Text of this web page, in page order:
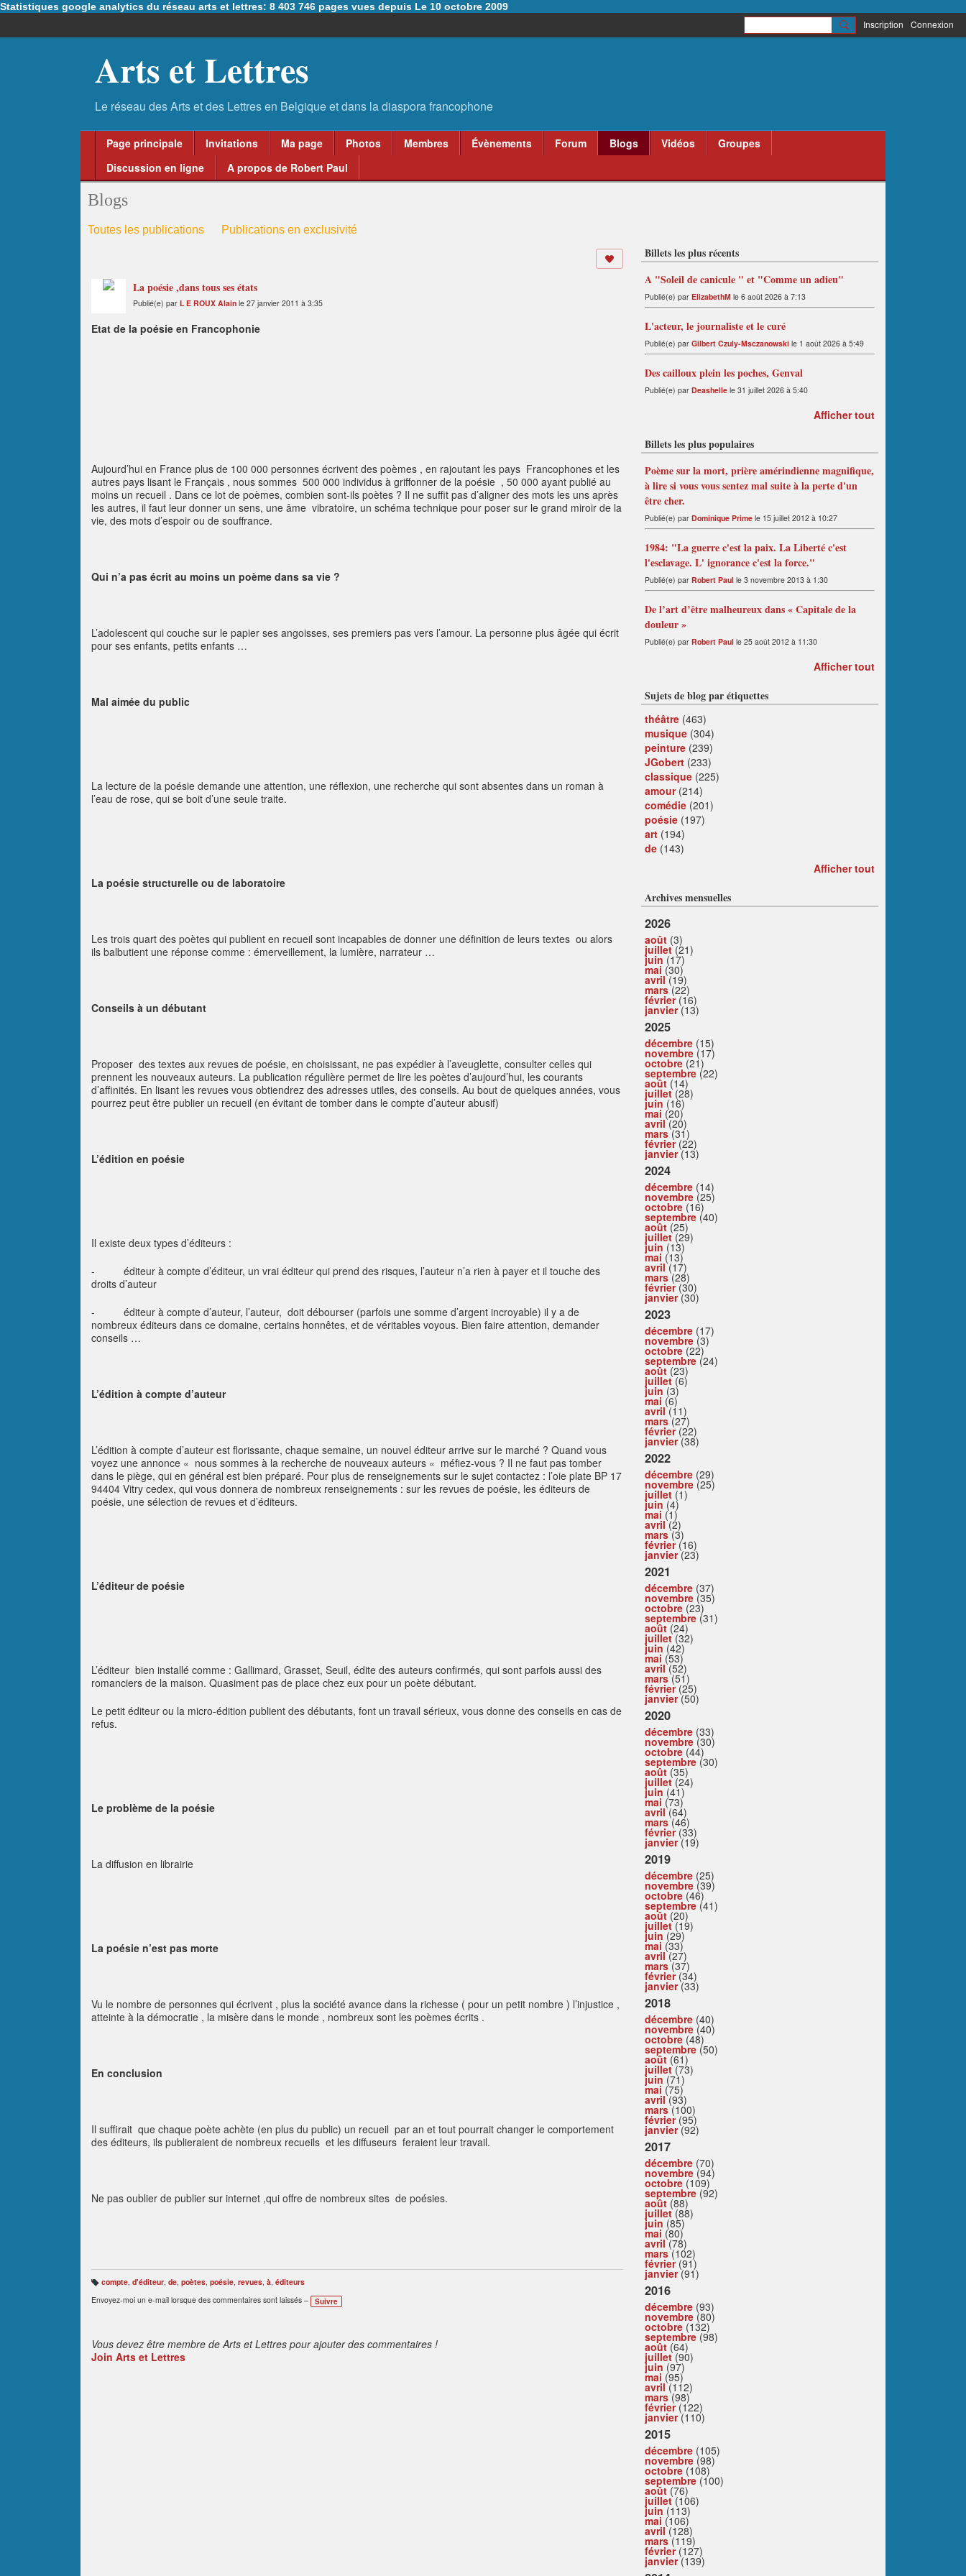
Statistiques google analytics du réseau arts et lettres: 8 403 746 pages vues depuis Le 10 octobre 2009
Inscription Connexion
Arts et Lettres
Page principale Invitations Ma page Photos Membres Évènements Forum Blogs Vidéos
Groupes
Discussion en ligne
A propos de Robert Paul
Blogs
Toutes les publications Publications en exclusivité
La poésie ,dans tous ses états
Publié(e) par L E ROUX Alain le 27 janvier 2011 à 3:35
Etat de la poésie en Francophonie
Aujourd’hui en France plus de 100 000 personnes écrivent des poèmes , en rajoutant les pays Francophones et les
autres pays lisant le Français , nous sommes 500 000 individus à griffonner de la poésie , 50 000 ayant publié au
moins un recueil . Dans ce lot de poèmes, combien sont-ils poètes ? Il ne suffit pas d’aligner des mots les uns après
les autres, il faut leur donner un sens, une âme vibratoire, un schéma technique pour poser sur le grand miroir de la
vie, des mots d’espoir ou de souffrance.
Qui n’a pas écrit au moins un poème dans sa vie ?
L’adolescent qui couche sur le papier ses angoisses, ses premiers pas vers l’amour. La personne plus âgée qui écrit
pour ses enfants, petits enfants …
Mal aimée du public
La lecture de la poésie demande une attention, une réflexion, une recherche qui sont absentes dans un roman à
l’eau de rose, qui se boit d’une seule traite.
La poésie structurelle ou de laboratoire
Les trois quart des poètes qui publient en recueil sont incapables de donner une définition de leurs textes ou alors
ils balbutient une réponse comme : émerveillement, la lumière, narrateur …
Conseils à un débutant
Proposer des textes aux revues de poésie, en choisissant, ne pas expédier à l’aveuglette, consulter celles qui
prennent les nouveaux auteurs. La publication régulière permet de lire les poètes d’aujourd’hui, les courants
d’affinités. En lisant les revues vous obtiendrez des adresses utiles, des conseils. Au bout de quelques années, vous
pourrez peut être publier un recueil (en évitant de tomber dans le compte d’auteur abusif)
L’édition en poésie
Il existe deux types d’éditeurs :
- éditeur à compte d’éditeur, un vrai éditeur qui prend des risques, l’auteur n’a rien à payer et il touche des
droits d’auteur
- éditeur à compte d’auteur, l’auteur, doit débourser (parfois une somme d’argent incroyable) il y a de
nombreux éditeurs dans ce domaine, certains honnêtes, et de véritables voyous. Bien faire attention, demander
conseils …
L’édition à compte d’auteur
L’édition à compte d’auteur est florissante, chaque semaine, un nouvel éditeur arrive sur le marché ? Quand vous
voyez une annonce « nous sommes à la recherche de nouveaux auteurs « méfiez-vous ? Il ne faut pas tomber
dans le piège, qui en général est bien préparé. Pour plus de renseignements sur le sujet contactez : l’oie plate BP 17
94404 Vitry cedex, qui vous donnera de nombreux renseignements : sur les revues de poésie, les éditeurs de
poésie, une sélection de revues et d’éditeurs.
L’éditeur de poésie
L’éditeur bien installé comme : Gallimard, Grasset, Seuil, édite des auteurs confirmés, qui sont parfois aussi des
romanciers de la maison. Quasiment pas de place chez eux pour un poète débutant.
Le petit éditeur ou la micro-édition publient des débutants, font un travail sérieux, vous donne des conseils en cas de
refus.
Le problème de la poésie
La diffusion en librairie
La poésie n’est pas morte
Vu le nombre de personnes qui écrivent , plus la société avance dans la richesse ( pour un petit nombre ) l’injustice ,
atteinte à la démocratie , la misère dans le monde , nombreux sont les poèmes écrits .
En conclusion
Il suffirait que chaque poète achète (en plus du public) un recueil par an et tout pourrait changer le comportement
des éditeurs, ils publieraient de nombreux recueils et les diffuseurs feraient leur travail.
Ne pas oublier de publier sur internet ,qui offre de nombreux sites de poésies.
B
ali
s
compte, d'éditeur, de, poètes, poésie, revues, à, éditeurs
Envoyez-moi un e-mail lorsque des commentaires sont laissés –
Suivre
Vous devez être membre de Arts et Lettres pour ajouter des commentaires !
Join Arts et Lettres
Billets les plus récents
A "Soleil de canicule " et "Comme un adieu"
Publié(e) par ElizabethM le 6 août 2026 à 7:13
L'acteur, le journaliste et le curé
Publié(e) par Gilbert Czuly-Msczanowski le 1 août 2026 à 5:49
Des cailloux plein les poches, Genval
Publié(e) par Deashelle le 31 juillet 2026 à 5:40
Afficher tout
Billets les plus populaires
Poème sur la mort, prière amérindienne magnifique,
à lire si vous vous sentez mal suite à la perte d'un
être cher.
Publié(e) par Dominique Prime le 15 juillet 2012 à 10:27
1984: "La guerre c'est la paix. La Liberté c'est
l'esclavage. L' ignorance c'est la force."
Publié(e) par Robert Paul le 3 novembre 2013 à 1:30
De l’art d’être malheureux dans « Capitale de la
douleur »
Publié(e) par Robert Paul le 25 août 2012 à 11:30
Afficher tout
Sujets de blog par étiquettes
théâtre (463)
musique (304)
peinture (239)
JGobert (233)
classique (225)
amour(214)
comédie (201)
poésie (197)
art (194)
de (143)
Afficher tout
Archives mensuelles
2026
août (3)
juillet(21)
juin (17)
mai (30)
avril(19)
mars(22)
février(16)
janvier(13)
2025
décembre (15)
novembre (17)
octobre (21)
septembre (22)
août (14)
juillet(28)
juin (16)
mai (20)
avril(20)
mars(31)
février(22)
janvier(13)
2024
décembre (14)
novembre (25)
octobre (16)
septembre (40)
août (25)
juillet(29)
juin (13)
mai (13)
avril(17)
mars(28)
février(30)
janvier(30)
2023
décembre (17)
novembre (3)
octobre (22)
septembre (24)
août (23)
juillet(6)
juin (3)
mai (6)
avril(11)
mars(27)
février(22)
janvier(38)
2022
décembre (29)
novembre (25)
juillet (1)
juin (4)
mai (1)
avril(2)
mars(3)
février(16)
janvier(23)
2021
décembre (37)
novembre (35)
octobre (23)
septembre (31)
août (24)
juillet(32)
juin (42)
mai (53)
avril(52)
mars(51)
février(25)
janvier(50)
2020
décembre (33)
novembre (30)
octobre (44)
septembre (30)
août (35)
juillet(24)
juin (41)
mai (73)
avril(64)
mars(46)
février(33)
janvier(19)
2019
décembre (25)
novembre (39)
octobre (46)
septembre (41)
août (20)
juillet(19)
juin (29)
mai (33)
avril(27)
mars(37)
février(34)
janvier(33)
2018
décembre (40)
novembre (40)
octobre (48)
septembre (50)
août (61)
juillet(73)
juin (71)
mai (75)
avril(93)
mars(100)
février(95)
janvier(92)
2017
décembre (70)
novembre (94)
octobre (109)
septembre (92)
août (88)
juillet(88)
juin (85)
mai (80)
avril(78)
mars(102)
février(91)
janvier(91)
2016
décembre (93)
novembre (80)
octobre (132)
septembre (98)
août (64)
juillet(90)
juin (97)
mai (95)
avril(112)
mars(98)
février(122)
janvier(110)
2015
décembre (105)
novembre (98)
octobre (108)
septembre (100)
août (76)
juillet(106)
juin (113)
mai (106)
avril(128)
mars(119)
février(127)
janvier(139)